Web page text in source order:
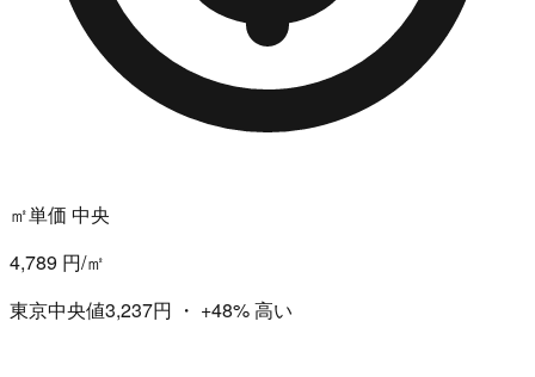
㎡単価 中央
4,789 円/㎡
東京中央値3,237円 ・ +48%高い